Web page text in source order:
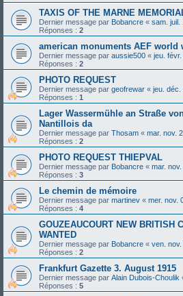
TAXIS OF THE MARNE
Dernier message par Bobancre « sam. juil.
Réponses : 2
american monuments AEF world
Dernier message par aussie500 « jeu.
Réponses : 2
PHOTO REQUEST
Dernier message par geofrewar « jeu. déc.
Réponses : 1
Lager Wassermühle an Straße
Nantillois da
Dernier message par Thosam « mar. nov.
Réponses : 2
PHOTO REQUEST THIEPVAL
Dernier message par Bobancre « mar.
Réponses : 3
Le chemin de mémoire
Dernier message par martinev « mer. nov.
Réponses : 4
GOUZEAUCOURT NEW BRITISH
WANTED
Dernier message par Bobancre « ven.
Réponses : 2
Frankfurt Gazette 3. August 1915
Dernier message par Alain Dubois-Choulik
Réponses : 5